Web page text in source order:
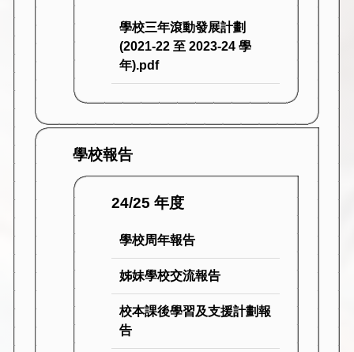
學校三年滾動發展計劃
(2021-22 至 2023-24 學
年).pdf
學校報告
24/25 年度
學校周年報告
姊妹學校交流報告
校本課後學習及支援計劃報
告